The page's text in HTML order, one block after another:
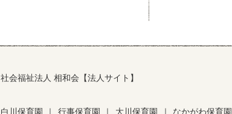
社会福祉法人 相和会【法人サイト】
白川保育園 ｜ 行事保育園 ｜ 大川保育園 ｜ なかがわ保育園